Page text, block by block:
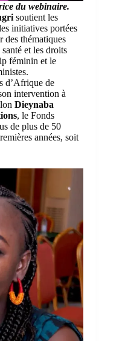
du webinaire.
soutient les
initiatives portées
des thématiques
et les droits
féminin et le
d’Afrique de
intervention à
Dieynaba
, le Fonds
de plus de 50
années, soit